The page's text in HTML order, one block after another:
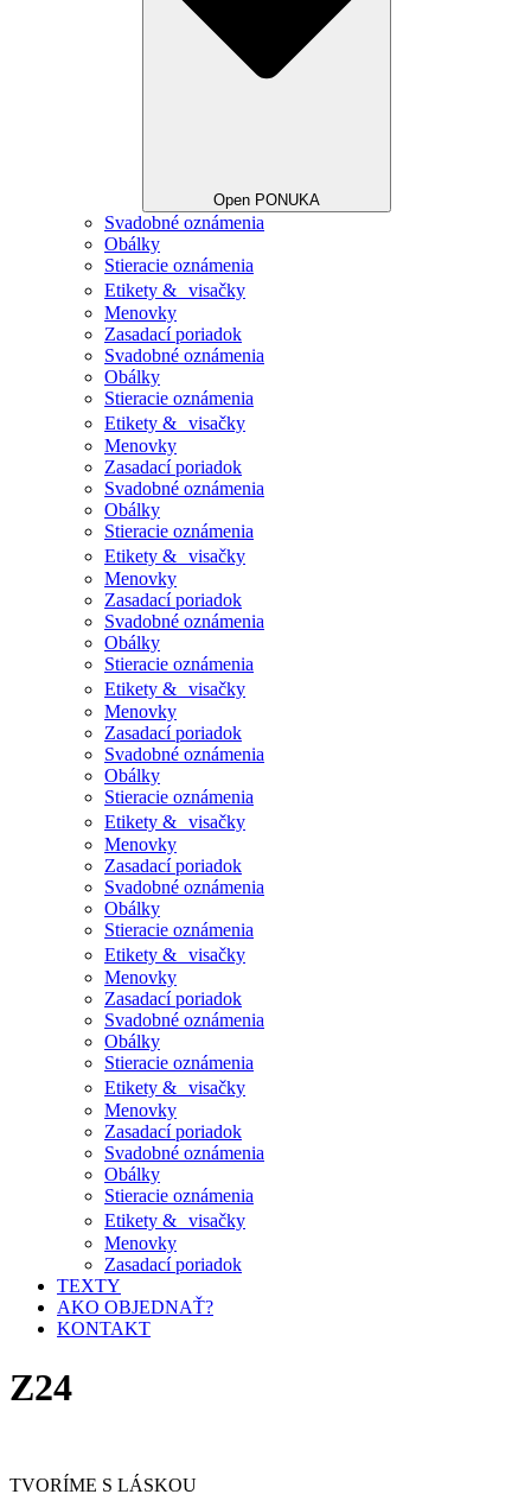
Open PONUKA
Svadobné oznámenia
Obálky
Stieracie oznámenia
Etikety & visačky
Menovky
Zasadací poriadok
Svadobné oznámenia
Obálky
Stieracie oznámenia
Etikety & visačky
Menovky
Zasadací poriadok
Svadobné oznámenia
Obálky
Stieracie oznámenia
Etikety & visačky
Menovky
Zasadací poriadok
Svadobné oznámenia
Obálky
Stieracie oznámenia
Etikety & visačky
Menovky
Zasadací poriadok
Svadobné oznámenia
Obálky
Stieracie oznámenia
Etikety & visačky
Menovky
Zasadací poriadok
Svadobné oznámenia
Obálky
Stieracie oznámenia
Etikety & visačky
Menovky
Zasadací poriadok
Svadobné oznámenia
Obálky
Stieracie oznámenia
Etikety & visačky
Menovky
Zasadací poriadok
Svadobné oznámenia
Obálky
Stieracie oznámenia
Etikety & visačky
Menovky
Zasadací poriadok
TEXTY
AKO OBJEDNAŤ?
KONTAKT
Z24
TVORÍME S LÁSKOU